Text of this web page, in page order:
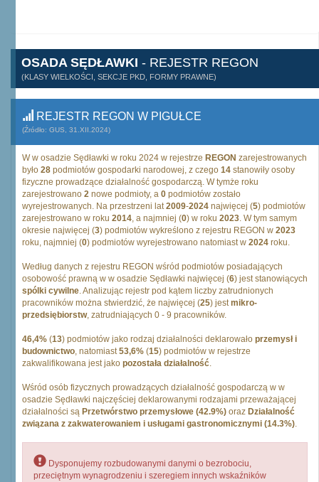
OSADA SĘDŁAWKI - REJESTR REGON
(KLASY WIELKOŚCI, SEKCJE PKD, FORMY PRAWNE)
REJESTR REGON W PIGUŁCE
(Źródło: GUS, 31.XII.2024)
W w osadzie Sędławki w roku 2024 w rejestrze REGON zarejestrowanych
było 28 podmiotów gospodarki narodowej, z czego 14 stanowiły osoby
fizyczne prowadzące działalność gospodarczą. W tymże roku
zarejestrowano 2 nowe podmioty, a 0 podmiotów zostało
wyrejestrowanych. Na przestrzeni lat2009-2024 najwięcej (5) podmiotów
zarejestrowano w roku 2014, a najmniej (0) w roku 2023. W tym samym
okresie najwięcej (3) podmiotów wykreślono z rejestru REGON w 2023
roku, najmniej (0) podmiotów wyrejestrowano natomiast w 2024 roku.
Według danych z rejestru REGON wśród podmiotów posiadających
osobowość prawną w w osadzie Sędławki najwięcej (6) jest stanowiących
spólki cywilne. Analizując rejestr pod kątem liczby zatrudnionych
pracowników można stwierdzić, że najwięcej (25) jestmikro-
przedsiębiorstw, zatrudniających 0 - 9 pracowników.
46,4% (13) podmiotów jako rodzaj działalności deklarowało przemysł i
budownictwo, natomiast53,6% (15) podmiotów w rejestrze
zakwalifikowana jest jako pozostała działalność.
Wśród osób fizycznych prowadzących działalność gospodarczą w w
osadzie Sędławki najczęściej deklarowanymi rodzajami przeważającej
działalności są Przetwórstwo przemysłowe (42.9%) oraz Działalność
związana z zakwaterowaniem i usługami gastronomicznymi (14.3%).
Dysponujemy rozbudowanymi danymi o bezrobociu,
przeciętnym wynagrodzeniu i szeregiem innych wskaźników